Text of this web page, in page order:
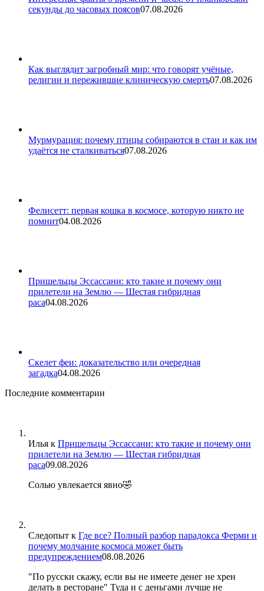
секунды до часовых поясов07.08.2026
Как выглядит загробный мир: что говорят учёные,
религии и пережившие клиническую смерть07.08.2026
Мурмурация: почему птицы собираются в стаи и как им
удаётся не сталкиваться07.08.2026
Фелисетт: первая кошка в космосе, которую никто не
помнит04.08.2026
Пришельцы Эссассани: кто такие и почему они
прилетели на Землю — Шестая гибридная
раса04.08.2026
Скелет феи: доказательство или очередная
загадка04.08.2026
Последние комментарии
Илья к Пришельцы Эссассани: кто такие и почему они
прилетели на Землю — Шестая гибридная
раса09.08.2026
Солью увлекается явно🤣
Следопыт к Где все? Полный разбор парадокса Ферми и
почему молчание космоса может быть
предупреждением08.08.2026
"По русски скажу, если вы не имеете денег не хрен
делать в ресторане" Туда и с деньгами лучше не